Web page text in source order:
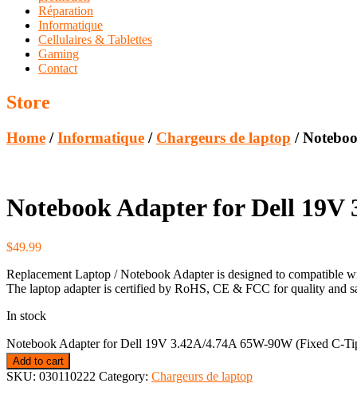
Réparation
Informatique
Cellulaires & Tablettes
Gaming
Contact
Store
Home /Informatique / Chargeurs de laptop /
Notebook Adapter for Dell 19V
$49.99
Replacement Laptop / Notebook Adapter is designed to compatible
The laptop adapter is certified by RoHS, CE & FCC for quality and
In stock
Notebook Adapter for Dell 19V 3.42A/4.74A 65W-90W (Fixed C-
Add to cart
SKU: 030110222 Category: Chargeurs de laptop